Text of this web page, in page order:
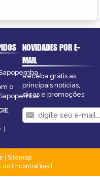
o
:
|
NOVIDADES POR E-
MAIL
Receba grátis as
principais notícias,
dicas e promoções
Sitemap
EncontraBrasil